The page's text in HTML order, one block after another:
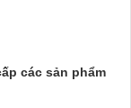
các sản phẩm